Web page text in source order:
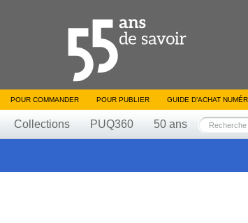
POUR COMMANDER POUR PUBLIER GUIDE D’ACHAT
Collections PUQ360 50 ans